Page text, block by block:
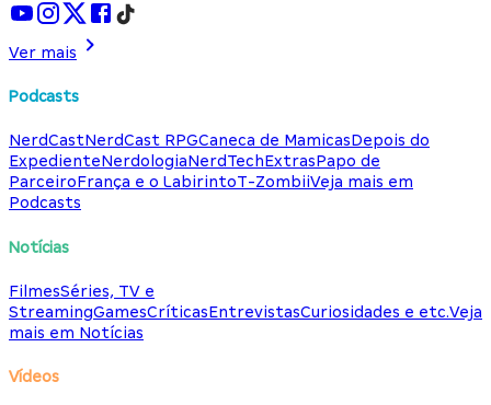
Ver mais
Podcasts
NerdCastNerdCast RPGCaneca de MamicasDepois do
ExpedienteNerdologiaNerdTechExtrasPapo de
ParceiroFrança e o LabirintoT-ZombiiVeja mais em
Podcasts
Notícias
FilmesSéries, TV e
StreamingGamesCríticasEntrevistasCuriosidades e etc.Veja
mais em Notícias
Vídeos